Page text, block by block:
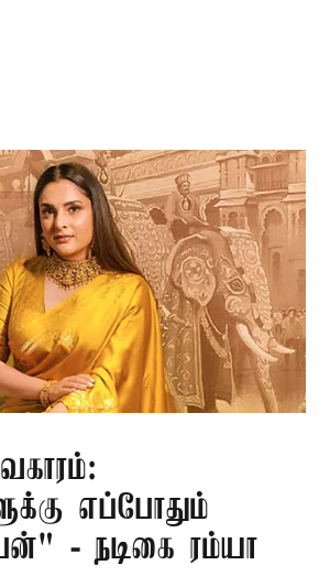
எப்போதும்
- நடிகை ரம்யா